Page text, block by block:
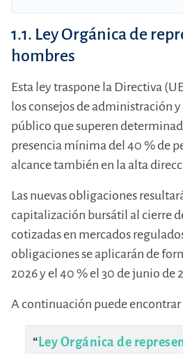
1.1. Ley Orgánica de
hombres
Esta ley traspone la Directiva
los consejos de administración
público que superen
presencia mínima del 40 % de
alcance también en la alta
Las nuevas obligaciones
capitalización bursátil al cierre
cotizadas en mercados
obligaciones se aplicarán de
2026 y el 40 % el 30 de junio de
A continuación puede
“ Ley Orgánica de